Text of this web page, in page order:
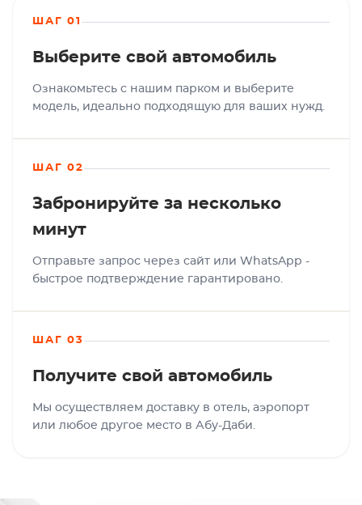
ШАГ 01
Выберите свой автомобиль
Ознакомьтесь с нашим парком и выберите
модель, идеально подходящую для ваших нужд.
ШАГ 02
Забронируйте за несколько
минут
Отправьте запрос через сайт или WhatsApp -
быстрое подтверждение гарантировано.
ШАГ 03
Получите свой автомобиль
Мы осуществляем доставку в отель, аэропорт
или любое другое место в Абу-Даби.